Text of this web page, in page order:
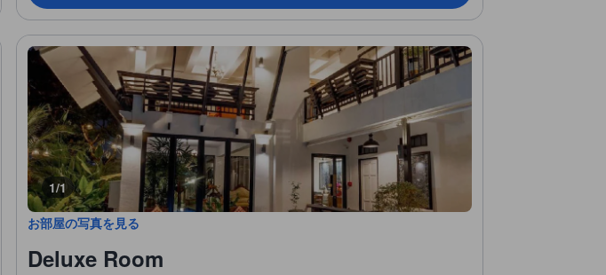
1/1
お部屋の写真を見る
Deluxe Room